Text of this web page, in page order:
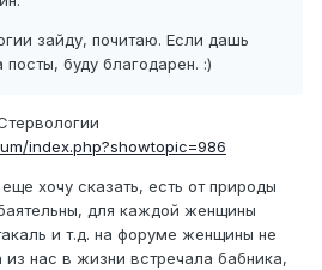
зайду, почитаю. Если дашь
буду благодарен. :)
index.php?showtopic=986
хочу сказать, есть от природы
для каждой женщины
и т.д. на форуме женщины не
из нас в жизни встречала бабника,